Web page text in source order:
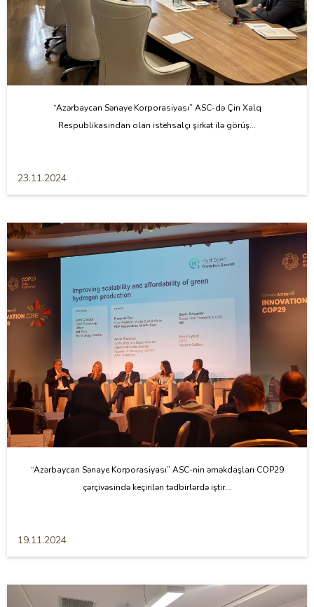
“Azərbaycan Sənaye Korporasiyası” ASC-də Çin Xalq
Respublikasından olan istehsalçı şirkət ilə görüş...
23.11.2024
“Azərbaycan Sənaye Korporasiyası” ASC-nin əməkdaşları COP29
çərçivəsində keçirilən tədbirlərdə iştir...
19.11.2024